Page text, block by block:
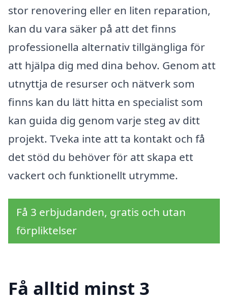
stor renovering eller en liten reparation,
kan du vara säker på att det finns
professionella alternativ tillgängliga för
att hjälpa dig med dina behov. Genom att
utnyttja de resurser och nätverk som
finns kan du lätt hitta en specialist som
kan guida dig genom varje steg av ditt
projekt. Tveka inte att ta kontakt och få
det stöd du behöver för att skapa ett
vackert och funktionellt utrymme.
Få 3 erbjudanden, gratis och utan
förpliktelser
Få alltid minst 3